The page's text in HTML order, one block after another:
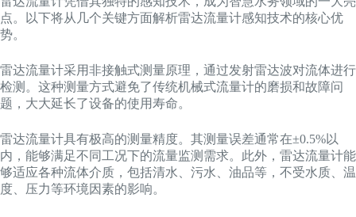
点。以下将从几个关键方面解析雷达流量计感知技术的核心优
势。
雷达流量计采用非接触式测量原理，通过发射雷达波对流体进行
检测。这种测量方式避免了传统机械式流量计的磨损和故障问
题，大大延长了设备的使用寿命。
雷达流量计具有极高的测量精度。其测量误差通常在±0.5%以
内，能够满足不同工况下的流量监测需求。此外，雷达流量计能
够适应各种流体介质，包括清水、污水、油品等，不受水质、温
度、压力等环境因素的影响。